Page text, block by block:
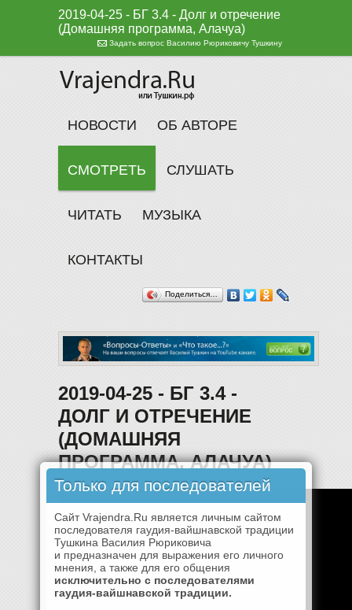
2019-04-25 - БГ 3.4 - Долг и отречение
(Домашняя программа, Алачуа)
Задать вопрос Василию Рюриковичу Тушкину
НОВОСТИ ОБ АВТОРЕ
СМОТРЕТЬ СЛУШАТЬ
ЧИТАТЬ МУЗЫКА
КОНТАКТЫ
Поделиться…
2019-04-25 - БГ 3.4 -
ДОЛГ И ОТРЕЧЕНИЕ
(ДОМАШНЯЯ
ПРОГРАММА, АЛАЧУА)
Только для последователей
Сайт Vrajendra.Ru является личным сайтом
последователя гаудия-вайшнавской традиции
Тушкина Василия Рюриковича
и предназначен для выражения его личного
мнения, а также для его общения
исключительно с последователями
гаудия-вайшнавской традиции.